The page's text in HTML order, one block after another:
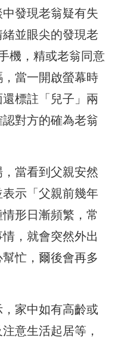
中發現老翁疑有失
並眼尖的發現老
機 ，精或老翁同意
當一開啟螢幕時
標註「兒子」兩
對方的確為老翁
當看到父親安然
示「父親前幾年
形日漸頻繁，常
， 就會突然外出
忙， 爾後會再多
家中如有高齡或
意生活起居等，